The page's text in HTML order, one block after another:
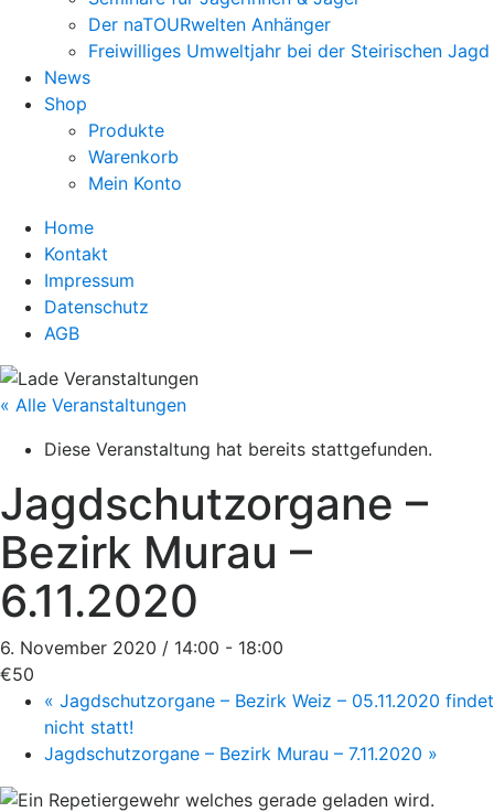
Der naTOURwelten Anhänger
Freiwilliges Umweltjahr bei der Steirischen Jagd
News
Shop
Produkte
Warenkorb
Mein Konto
Home
Kontakt
Impressum
Datenschutz
AGB
« Alle Veranstaltungen
Diese Veranstaltung hat bereits stattgefunden.
Jagdschutzorgane –
Bezirk Murau –
6.11.2020
6. November 2020 / 14:00 - 18:00
€50
« Jagdschutzorgane – Bezirk Weiz – 05.11.2020 findet
nicht statt!
Jagdschutzorgane – Bezirk Murau – 7.11.2020 »